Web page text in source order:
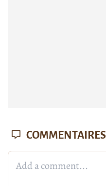
COMMENTAIRES